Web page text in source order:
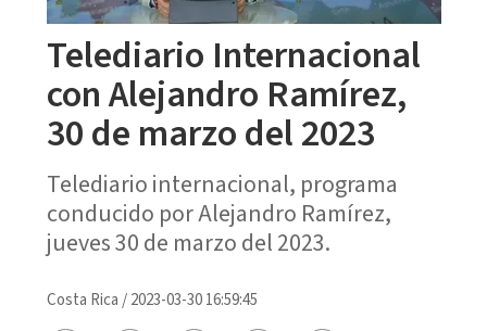
Telediario Internacional
con Alejandro Ramírez,
30 de marzo del 2023
Telediario internacional, programa
conducido por Alejandro Ramírez,
jueves 30 de marzo del 2023.
Costa Rica /2023-03-30 16:59:45